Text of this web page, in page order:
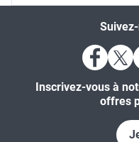
Inscrivez-vous à
offres